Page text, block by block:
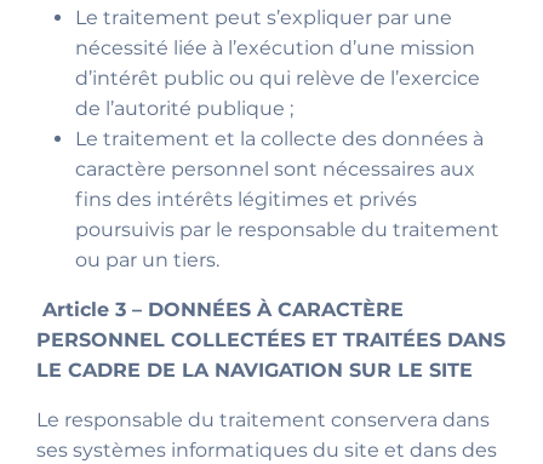
Le traitement peut s’expliquer par une
nécessité liée à l’exécution d’une mission
d’intérêt public ou qui relève de l’exercice
de l’autorité publique ;
Le traitement et la collecte des données à
caractère personnel sont nécessaires aux
fins des intérêts légitimes et privés
poursuivis par le responsable du traitement
ou par un tiers.
Article 3 – DONNÉES À CARACTÈRE
PERSONNEL COLLECTÉES ET TRAITÉES DANS
LE CADRE DE LA NAVIGATION SUR LE SITE
Le responsable du traitement conservera dans
ses systèmes informatiques du site et dans des